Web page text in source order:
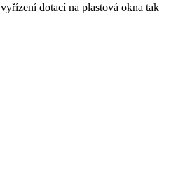
dotací na plastová okna tak